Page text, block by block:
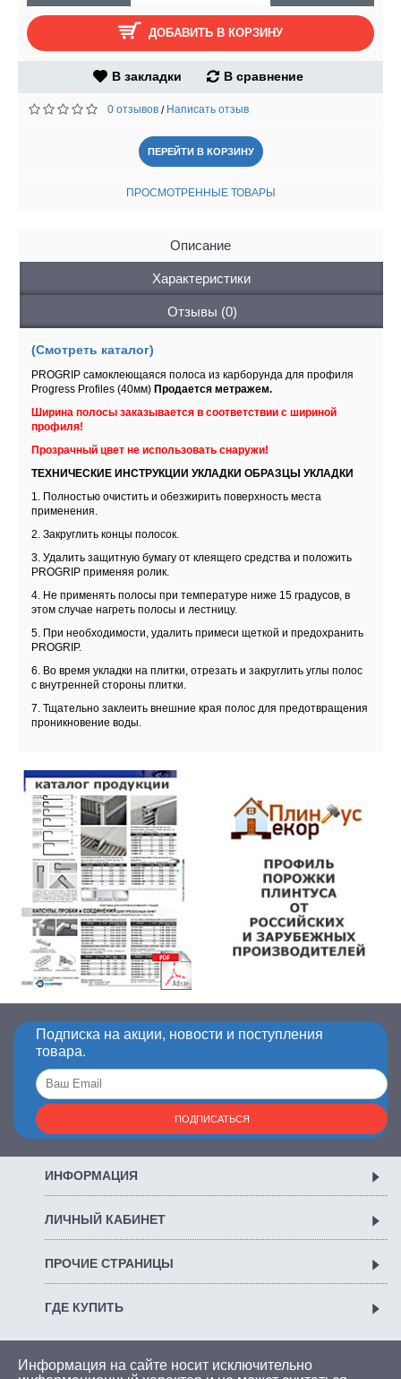
ДОБАВИТЬ В КОРЗИНУ
В закладки В сравнение
0 отзывов / Написать отзыв
ПЕРЕЙТИ В КОРЗИНУ
ПРОСМОТРЕННЫЕ ТОВАРЫ
Описание
Характеристики
Отзывы (0)
(Смотреть каталог)
PROGRIP самоклеющаяся полоса из карборунда для профиля
Progress Profiles (40мм) Продается метражем.
Ширина полосы заказывается в соответствии с шириной
профиля!
Прозрачный цвет не использовать снаружи!
ТЕХНИЧЕСКИЕ ИНСТРУКЦИИ УКЛАДКИ ОБРАЗЦЫ УКЛАДКИ
1. Полностью очистить и обезжирить поверхность места
применения.
2. Закруглить концы полосок.
3. Удалить защитную бумагу от клеящего средства и положить
PROGRIP применяя ролик.
4. Не применять полосы при температуре ниже 15 градусов, в
этом случае нагреть полосы и лестницу.
5. При необходимости, удалить примеси щеткой и предохранить
PROGRIP.
6. Во время укладки на плитки, отрезать и закруглить углы полос
с внутренней стороны плитки.
7. Тщательно заклеить внешние края полос для предотвращения
проникновение воды.
Подписка на акции, новости и поступления
товара.
ПОДПИСАТЬСЯ
ИНФОРМАЦИЯ
ЛИЧНЫЙ КАБИНЕТ
ПРОЧИЕ СТРАНИЦЫ
ГДЕ КУПИТЬ
Информация на сайте носит исключительно